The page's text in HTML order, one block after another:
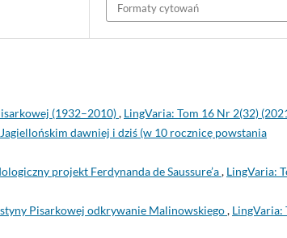
Formaty cytowań
(1932–2010), LingVaria: Tom 16 Nr 2(32)
dawniej i dziś (w 10 rocznicę powstania
projekt Ferdynanda de Saussure’a, LingVaria:
Pisarkowej odkrywanie Malinowskiego, LingVaria: